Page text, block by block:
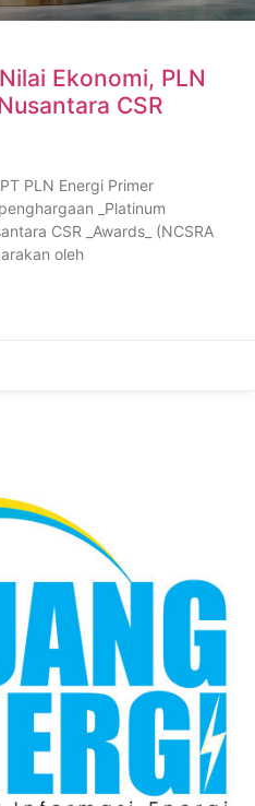
Ekonomi, PLN
CSR
PLN Energi Primer
_Platinum
CSR _Awards_ (NCSRA
oleh